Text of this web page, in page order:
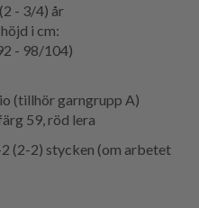
- 3/4) år
i cm:
- 98/104)
(tillhör garngrupp A)
59, röd lera
(2-2) stycken (om arbetet